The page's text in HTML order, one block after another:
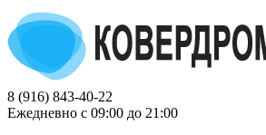
8 (916) 843-40-22
Ежедневно с 09:00 до 21:00